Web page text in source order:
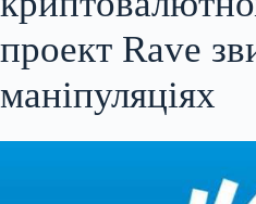
проект Rave
маніпуляціях